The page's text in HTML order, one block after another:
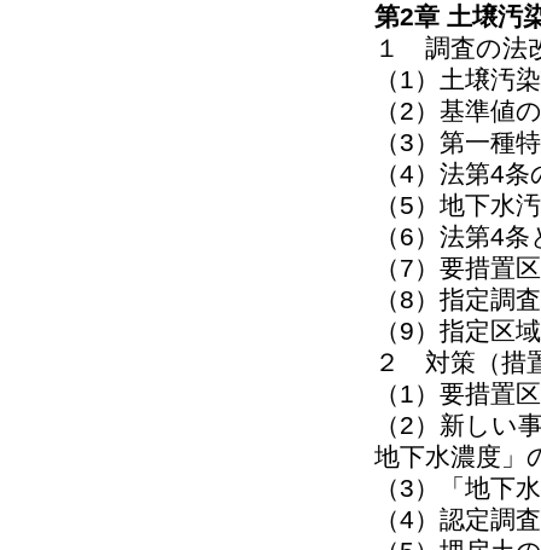
第2章 土壌汚
１ 調査の法
（1）土壌
（2）基準値
（3）第一種
（4）法第4
（5）地下水
（6）法第4
（7）要措置
（8）指定調
（9）指定区
２ 対策（措
（1）要措置
（2）新しい
地下水濃度」
（3）「地下
（4）認定調